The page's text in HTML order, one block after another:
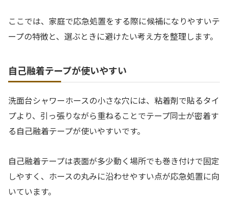
ここでは、家庭で応急処置をする際に候補になりやすいテ
ープの特徴と、選ぶときに避けたい考え方を整理します。
自己融着テープが使いやすい
洗面台シャワーホースの小さな穴には、粘着剤で貼るタイ
プより、引っ張りながら重ねることでテープ同士が密着す
る自己融着テープが使いやすいです。
自己融着テープは表面が多少動く場所でも巻き付けで固定
しやすく、ホースの丸みに沿わせやすい点が応急処置に向
いています。